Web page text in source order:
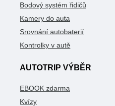
Bodový systém řidičů
Kamery do auta
Srovnání autobaterií
Kontrolky v autě
AUTOTRIP VÝBĚR
EBOOK zdarma
Kvízy